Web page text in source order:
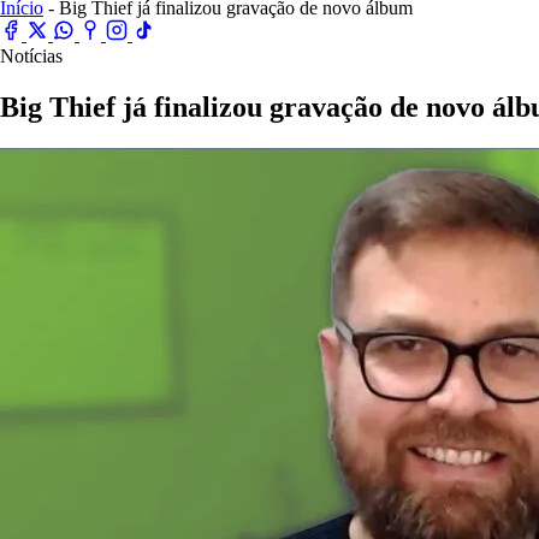
Início - Big Thief já finalizou gravação de novo álbum
Notícias
Big Thief já finalizou gravação de novo